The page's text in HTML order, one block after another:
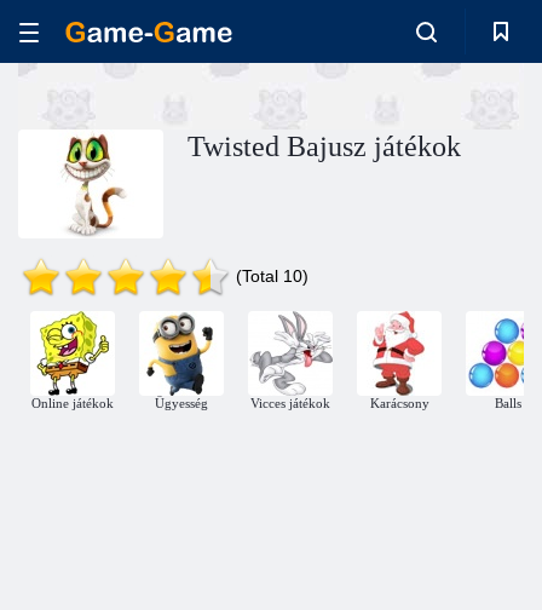
Twisted Bajusz játékok
(Total 10)
Online játékok Ügyesség Vicces játékok Karácsony Balls